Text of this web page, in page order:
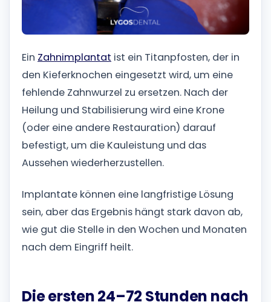
Ein Zahnimplantat ist ein Titanpfosten, der in
den Kieferknochen eingesetzt wird, um eine
fehlende Zahnwurzel zu ersetzen. Nach der
Heilung und Stabilisierung wird eine Krone
(oder eine andere Restauration) darauf
befestigt, um die Kauleistung und das
Aussehen wiederherzustellen.
Implantate können eine langfristige Lösung
sein, aber das Ergebnis hängt stark davon ab,
wie gut die Stelle in den Wochen und Monaten
nach dem Eingriff heilt.
Die ersten 24–72 Stunden nach